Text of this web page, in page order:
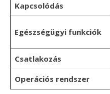
Kapcsolódás
Egészségügyi funkciók
Csatlakozás
Operációs rendszer